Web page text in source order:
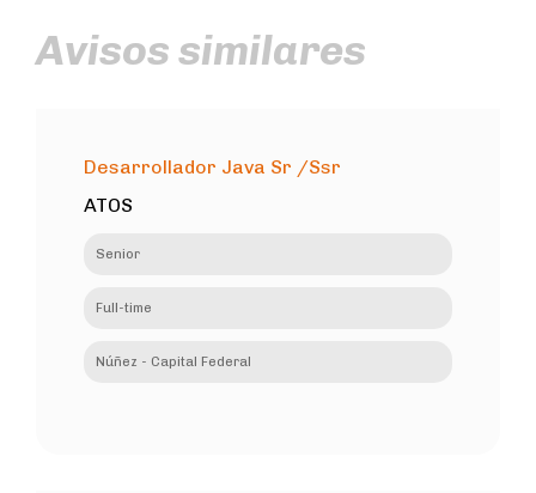
Avisos similares
Desarrollador Java Sr /Ssr
ATOS
Senior
Full-time
Núñez - Capital Federal